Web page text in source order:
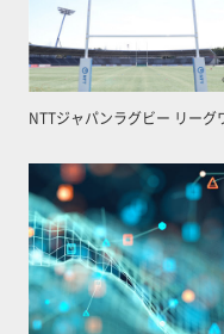
NTTジャパンラグビー リーグ